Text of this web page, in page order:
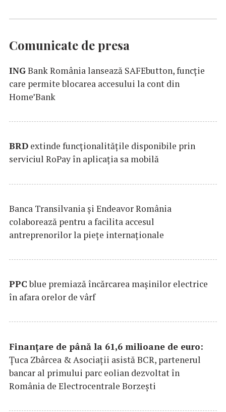
Comunicate de presa
INGBank România lansează SAFEbutton, funcţie
care permite blocarea accesului la cont din
Home’Bank
BRD extinde funcţionalităţile disponibile prin
serviciul RoPay în aplicaţia sa mobilă
Banca Transilvania şi Endeavor România
colaborează pentru a facilita accesul
antreprenorilor la pieţe internaţionale
PPCblue premiază încărcarea maşinilor electrice
în afara orelor de vârf
Finanțare de până la 61,6 milioane de euro:
Țuca Zbârcea & Asociații asistă BCR, partenerul
bancar al primului parc eolian dezvoltat în
România de Electrocentrale Borzești